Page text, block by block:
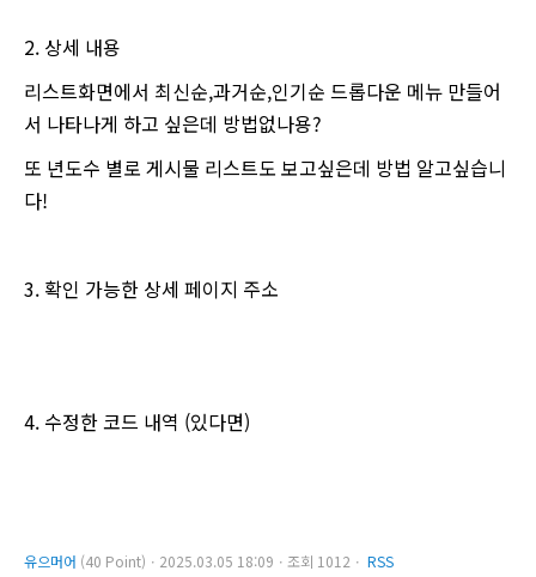
2. 상세 내용
리스트화면에서 최신순,과거순,인기순 드롭다운 메뉴 만들어
서 나타나게 하고 싶은데 방법없나용?
또 년도수 별로 게시물 리스트도 보고싶은데 방법 알고싶습니
다!
3. 확인 가능한 상세 페이지 주소
4. 수정한 코드 내역 (있다면)
유으머어 (40 Point)ㆍ2025.03.05 18:09ㆍ조회 1012ㆍ RSS